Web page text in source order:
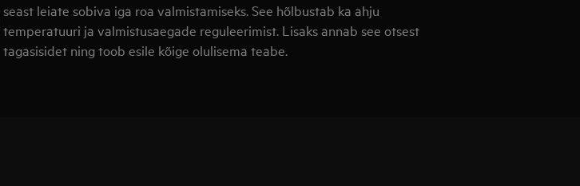
seast leiate sobiva iga roa valmistamiseks. See hõlbustab ka ahju
temperatuuri ja valmistusaegade reguleerimist. Lisaks annab see otsest
tagasisidet ning toob esile kõige olulisema teabe.